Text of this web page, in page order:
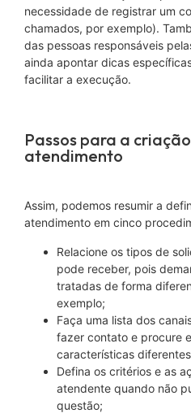
necessidade de registrar um
chamados, por exemplo).
das pessoas responsáveis
ainda apontar dicas
facilitar a execução.
Passos para a
atendimento
Assim, podemos resumir a
atendimento em cinco
Relacione os tipos de
pode receber, pois
tratadas de forma
exemplo;
Faça uma lista dos
fazer contato e procure
características
Defina os critérios e as
atendente quando não
questão;